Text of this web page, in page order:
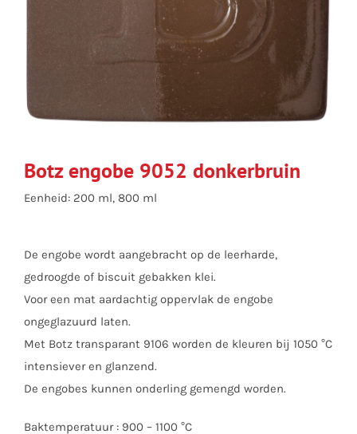
Botz engobe 9052 donkerbruin
Eenheid: 200 ml, 800 ml
De engobe wordt aangebracht op de leerharde,
gedroogde of biscuit gebakken klei.
Voor een mat aardachtig oppervlak de engobe
ongeglazuurd laten.
Met Botz transparant 9106 worden de kleuren bij 1050 °C
intensiever en glanzend.
De engobes kunnen onderling gemengd worden.
Baktemperatuur : 900 – 1100 °C